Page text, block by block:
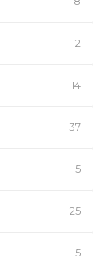
2
14
37
5
25
5